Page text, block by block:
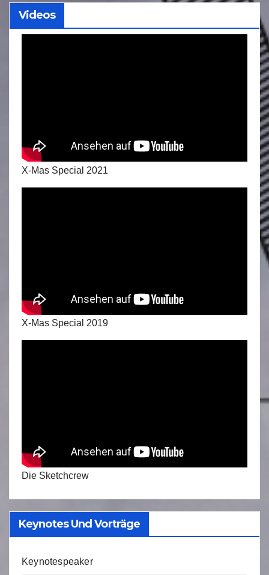
Videos
X-Mas Special 2021
X-Mas Special 2019
Die Sketchcrew
Keynotes Und Vorträge
Keynotespeaker